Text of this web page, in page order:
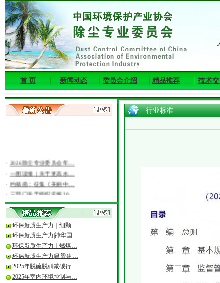
首 页 新闻动态 委员会介绍 精品推荐 技术
· 2026除尘专业委员会年…
一图读懂｜关于更高水…
约稿函：征集《美丽中…
· 三部门关于组织实施20…
·关于召开第十一届东亚…
关于2026年度环境保护…
·一图读懂“十五五”规…
·2026年度专精特新“小…
环保新质生产力｜细颗…
环保新质生产力|神华国…
环保新质生产力｜燃煤…
环保新质生产力|吕梁建…
2025年脱硫脱硝减碳行…
2025年室内环境控制与…
行业标准